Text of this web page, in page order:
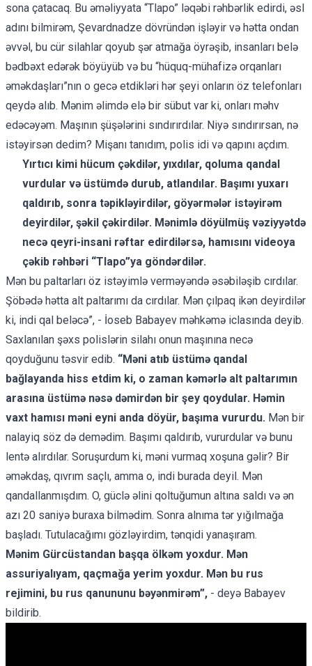
sona çatacaq. Bu əməliyyata “Tlapo” ləqəbi rəhbərlik edirdi, əsl
adını bilmirəm, Şevardnadze dövründən işləyir və hətta ondan
əvvəl, bu cür silahlar qoyub şər atmağa öyrəşib, insanları belə
bədbəxt edərək böyüyüb və bu “hüquq-mühafizə orqanları
əməkdaşları”nın o gecə etdikləri hər şeyi onların öz telefonları
qeydə alıb. Mənim əlimdə elə bir sübut var ki, onları məhv
edəcəyəm. Maşının şüşələrini sındırırdılar. Niyə sındırırsan, nə
istəyirsən dedim? Mişanı tanıdım, polis idi və qapını açdım.
Yırtıcı kimi hücum çəkdilər, yıxdılar, qoluma qandal
vurdular və üstümdə durub, atlandılar. Başımı yuxarı
qaldırıb, sonra təpikləyirdilər, göyərmələr istəyirəm
deyirdilər, şəkil çəkirdilər. Mənimlə döyülmüş vəziyyətdə
necə qeyri-insani rəftar edirdilərsə, hamısını videoya
çəkib rəhbəri “Tlapo”ya göndərdilər.
Mən bu paltarları öz istəyimlə verməyəndə əsəbiləşib cırdılar.
Şöbədə hətta alt paltarımı da cırdılar. Mən çılpaq ikən deyirdilər
ki, indi qal beləcə”, - İoseb Babayev məhkəmə iclasında deyib.
Saxlanılan şəxs polislərin silahı onun maşınına necə
qoyduğunu təsvir edib. “Məni atıb üstümə qandal
bağlayanda hiss etdim ki, o zaman kəmərlə alt paltarımın
arasına üstümə nəsə dəmirdən bir şey qoydular. Həmin
vaxt hamısı məni eyni anda döyür, başıma vururdu. Mən bir
nalayiq söz də demədim. Başımı qaldırıb, vururdular və bunu
lentə alırdılar. Soruşurdum ki, məni vurmaq xoşuna gəlir? Bir
əməkdaş, qıvrım saçlı, amma o, indi burada deyil. Mən
qandallanmışdım. O, güclə əlini qoltuğumun altına saldı və ən
azı 20 saniyə buraxa bilmədim. Sonra alnıma tər yığılmağa
başladı. Tutulacağımı gözləyirdim, tənqidi yanaşıram.
Mənim Gürcüstandan başqa ölkəm yoxdur. Mən
assuriyalıyam, qaçmağa yerim yoxdur. Mən bu rus
rejimini, bu rus qanununu bəyənmirəm”, - deyə Babayev
bildirib.